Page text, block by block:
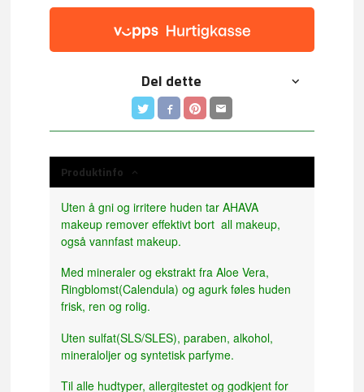
Del dette
Produktinfo
Uten å gni og irritere huden tar AHAVA
makeup remover effektivt bort all makeup,
også vannfast makeup.
Med mineraler og ekstrakt fra Aloe Vera,
Ringblomst(Calendula) og agurk føles huden
frisk, ren og rolig.
Uten sulfat(SLS/SLES), paraben, alkohol,
mineraloljer og syntetisk parfyme.
Til alle hudtyper, allergitestet og godkjent for